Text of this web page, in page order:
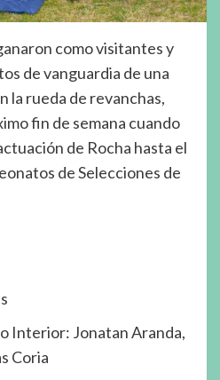
como visitantes y
de vanguardia de una
la rueda de revanchas,
fin de semana cuando
de Rocha hasta el
de Selecciones de
Interior: Jonatan Aranda,
Coria